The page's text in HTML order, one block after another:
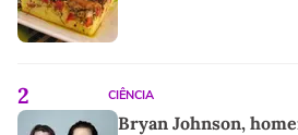
2 CIÊNCIA
Bryan Johnson,